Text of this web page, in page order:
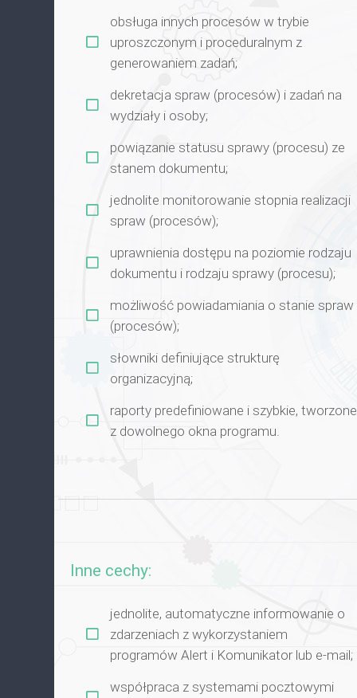
obsługa innych procesów w trybie
uproszczonym i proceduralnym z
generowaniem zadań;
dekretacja spraw (procesów) i zadań na
wydziały i osoby;
powiązanie statusu sprawy (procesu) ze
stanem dokumentu;
jednolite monitorowanie stopnia realizacji
spraw (procesów);
uprawnienia dostępu na poziomie rodzaju
dokumentu i rodzaju sprawy (procesu);
możliwość powiadamiania o stanie spraw
(procesów);
słowniki definiujące strukturę
organizacyjną;
raporty predefiniowane i szybkie, tworzone
z dowolnego okna programu.
Inne cechy:
jednolite, automatyczne informowanie o
zdarzeniach z wykorzystaniem
programów Alert i Komunikator lub e-mail;
współpraca z systemami pocztowymi